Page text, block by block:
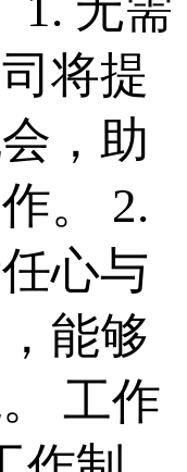
将提
，助
。 2.
心与
能够
工作